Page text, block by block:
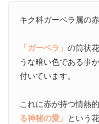
キク科ガーベラ属の
「ガーベラ」の筒状
うな暗い色である事か
付いています。
これに赤が持つ情熱
る神秘の愛」 という